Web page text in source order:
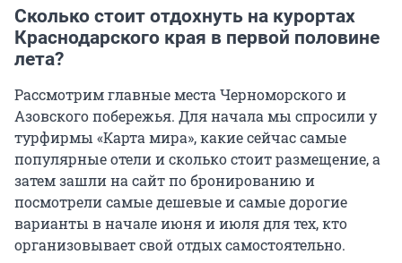
Сколько стоит отдохнуть на курортах
Краснодарского края в первой половине
лета?
Рассмотрим главные места Черноморского и
Азовского побережья. Для начала мы спросили у
турфирмы «Карта мира», какие сейчас самые
популярные отели и сколько стоит размещение, а
затем зашли на сайт по бронированию и
посмотрели самые дешевые и самые дорогие
варианты в начале июня и июля для тех, кто
организовывает свой отдых самостоятельно.